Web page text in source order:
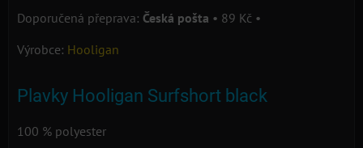
Česká pošta • 89 Kč •
Výrobce: Hooligan
Plavky Hooligan Surfshort black
100 % polyester